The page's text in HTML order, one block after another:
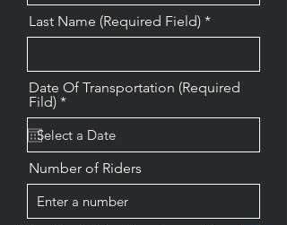
Last Name (Required Field)
Date Of Transportation (Required
Fild) *r
e
q
u
i
r
e
d
Number of Riders